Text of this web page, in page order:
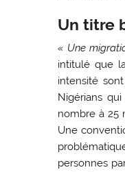
Un titre
« Une
intitulé que
intensité
Nigérians
nombre à 25
Une
personnes